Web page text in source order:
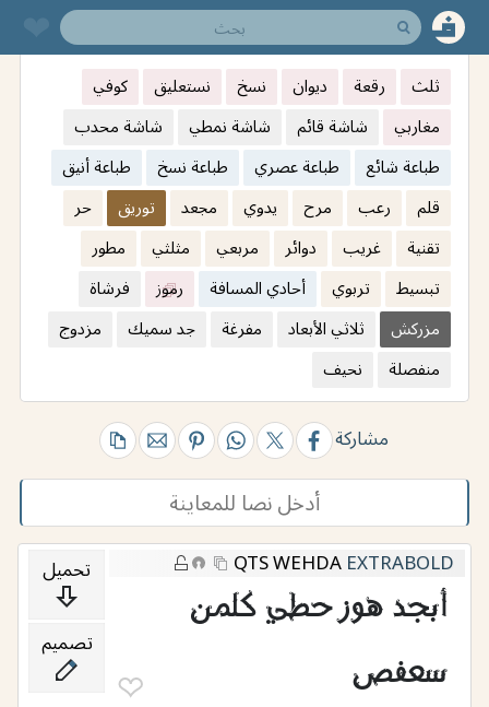
ثلث رقعة ديوان نسخ نستعليق
كوفي
مغاربي
شاشة قائم شاشة نمطي
شاشة محدب
طباعة شائع
طباعة عصري طباعة نسخ
طباعة أنيق
قلم
رعب مرح يدوي مجعد توريق
حر
تقنية
غريب دوائر مربعي مثلثي
مطور
تبسيط
تربوي أحادي المسافة رموز
فرشاة
مزركش
ثلاثي الأبعاد مفرغة جد سميك
مزدوج
منفصلة
نحيف
مشاركة
QTS WEHDA EXTRABOLD
أبجد هوز حطي كلمن
سعفص
❤︎
تحميل
تصميم